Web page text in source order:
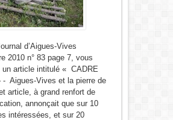
d’Aigues-Vives
2010 n° 83 page 7, vous
un article intitulé « CADRE
- Aigues-Vives et la pierre de
article, à grand renfort de
annonçait que sur 10
intéressées, et sur 20